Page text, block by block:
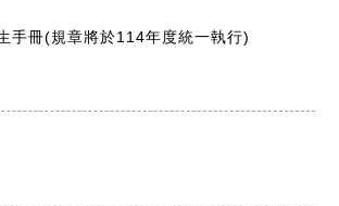
手冊(規章將於114年度統一執行)